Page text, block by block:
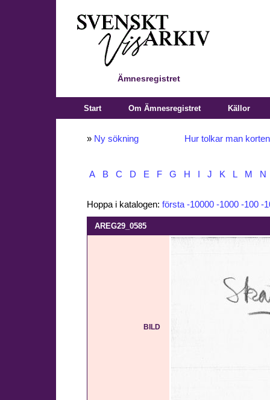
Ämnesregistret
Start Om Ämnesregistret Källor
» Ny sökning Hur tolkar man
A B C D E F G H J K L M N
Hoppa i katalogen: första -10000 -1000 -100 -
AREG29_0585
BILD